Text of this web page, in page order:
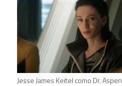
Jesse James Keitel como Dr. Aspen